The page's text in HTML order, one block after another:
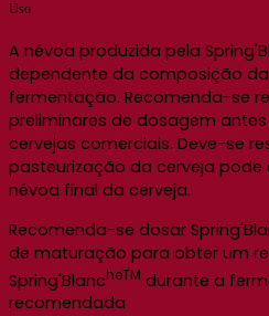
Uso
A névoa produzida pela
dependente da composição
fermentação. Recomenda-se
preliminares de dosagem
cervejas comerciais. Deve-se
pasteurização da cerveja
névoa final da cerveja.
Recomenda-se dosar
de maturação para obter um
Spring'BlancheTM durante a
recomendada